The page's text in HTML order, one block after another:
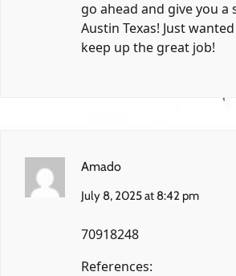
go ahead and give you
Austin Texas! Just
keep up the great job!
Amado
July 8, 2025 at 8:42 pm
70918248
References: